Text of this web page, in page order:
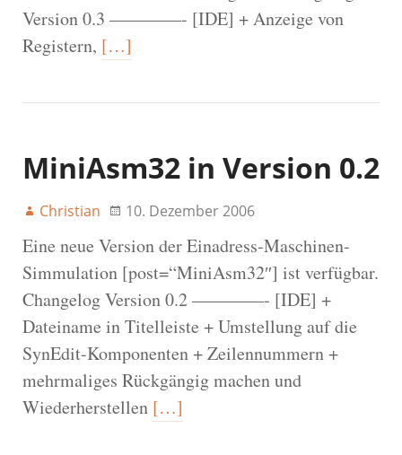
Version 0.3 ————- [IDE] + Anzeige von
Registern, […]
MiniAsm32 in Version 0.2
Christian 10. Dezember 2006
Eine neue Version der Einadress-Maschinen-
Simmulation [post=“MiniAsm32″] ist verfügbar.
Changelog Version 0.2 ————- [IDE] +
Dateiname in Titelleiste + Umstellung auf die
SynEdit-Komponenten + Zeilennummern +
mehrmaliges Rückgängig machen und
Wiederherstellen […]